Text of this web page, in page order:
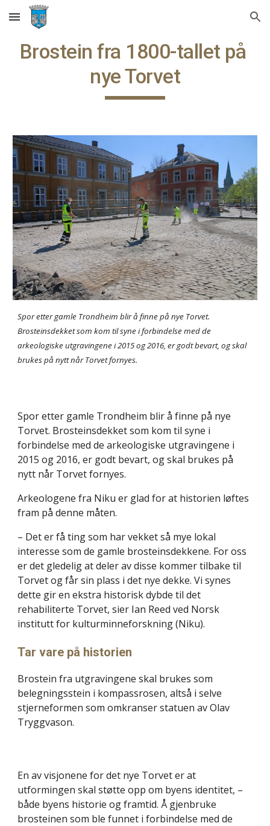
Skip to main content Skip to navigation
Brostein fra 1800-tallet på
nye Torvet
Spor etter gamle Trondheim blir å finne på nye Torvet.
Brosteinsdekket som kom til syne i forbindelse med de
arkeologiske utgravingene i 2015 og 2016, er godt bevart, og skal
brukes på nytt når Torvet fornyes.
Spor etter gamle Trondheim blir å finne på nye
Torvet. Brosteinsdekket som kom til syne i
forbindelse med de arkeologiske utgravingene i
2015 og 2016, er godt bevart, og skal brukes på
nytt når Torvet fornyes.
Arkeologene fra Niku er glad for at historien løftes
fram på denne måten.
– Det er få ting som har vekket så mye lokal
interesse som de gamle brosteinsdekkene. For oss
er det gledelig at deler av disse kommer tilbake til
Torvet og får sin plass i det nye dekke. Vi synes
dette gir en ekstra historisk dybde til det
rehabiliterte Torvet, sier Ian Reed ved Norsk
institutt for kulturminneforskning (Niku).
Tar vare på historien
Brostein fra utgravingene skal brukes som
belegningsstein i kompassrosen, altså i selve
stjerneformen som omkranser statuen av Olav
Tryggvason.
En av visjonene for det nye Torvet er at
utformingen skal støtte opp om byens identitet, –
både byens historie og framtid. Å gjenbruke
brosteinen som ble funnet i forbindelse med de